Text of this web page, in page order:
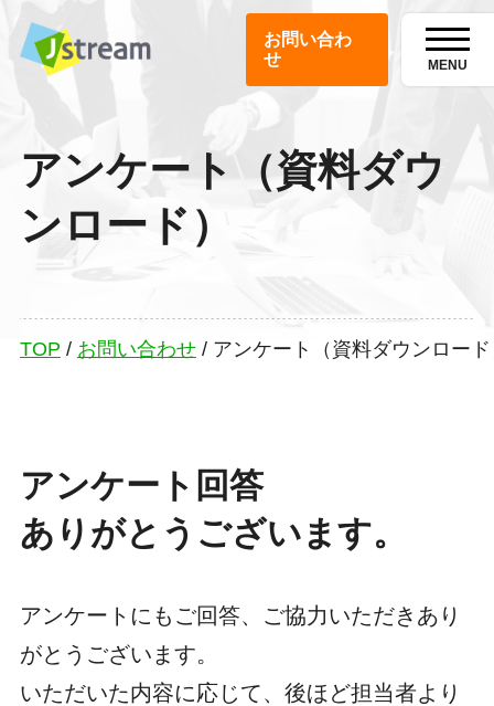
お問い合わ
せ
MENU
アンケート（資料ダウ
ンロード）
TOP / お問い合わせ/ アンケート（資料ダウンロー
アンケート回答
ありがとうございます。
アンケートにもご回答、ご協力いただきあり
がとうございます。
いただいた内容に応じて、後ほど担当者より